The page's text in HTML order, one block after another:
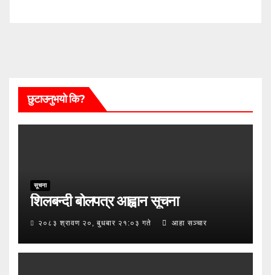
छुटाउनुभयो कि?
सूचना
शिलबन्दी बोलपत्र आह्वान सूचना
२०८३ श्रावण २०, बुधबार २१:०३ गते आहा सञ्चार